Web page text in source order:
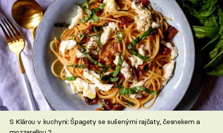
S Klárou v kuchyni: Špagety se sušenými rajčaty, česnekem a